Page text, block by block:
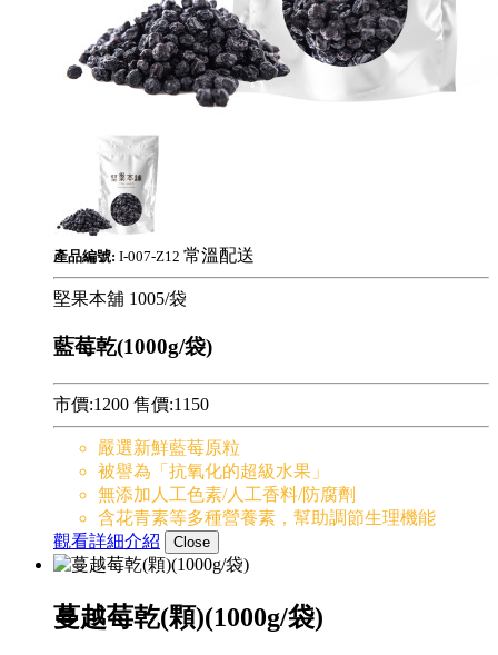
產品編號: I-007-Z12 常溫配送
堅果本舖 1005/袋
藍莓乾(1000g/袋)
市價:1200 售價:1150
嚴選新鮮藍莓原粒
被譽為「抗氧化的超級水果」
無添加人工色素/人工香料/防腐劑
含花青素等多種營養素，幫助調節生理機能
觀看詳細介紹
Close
蔓越莓乾(顆)(1000g/袋)